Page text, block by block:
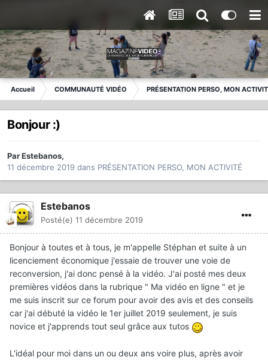
Accueil COMMUNAUTÉ VIDÉO PRÉSENTATION PERSO, MON
Bonjour :)
ParEstebanos,
11 décembre 2019 dans PRÉSENTATION PERSO, MON ACTIVITÉ
Estebanos
Posté(e) 11 décembre 2019
Bonjour à toutes et à tous, je m'appelle Stéphan et suite à un
licenciement économique j'essaie de trouver une voie de
reconversion, j'ai donc pensé à la vidéo. J'ai posté mes deux
premières vidéos dans la rubrique " Ma vidéo en ligne " et je
me suis inscrit sur ce forum pour avoir des avis et des conseils
car j'ai débuté la vidéo le 1er juillet 2019 seulement, je suis
novice et j'apprends tout seul grâce aux tutos
L'idéal pour moi dans un ou deux ans voire plus, après avoir